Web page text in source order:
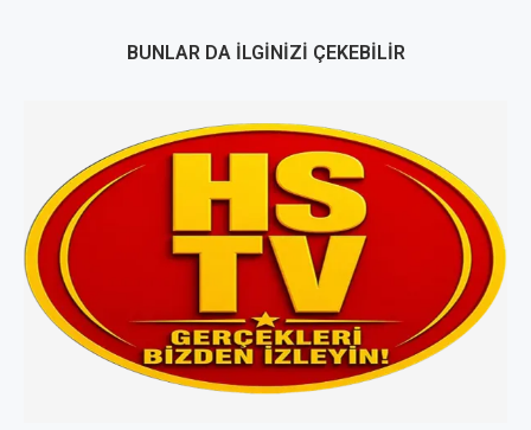
BUNLAR DA İLGINIZI ÇEKEBILIR